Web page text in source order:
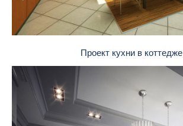
Проект кухни в коттедже